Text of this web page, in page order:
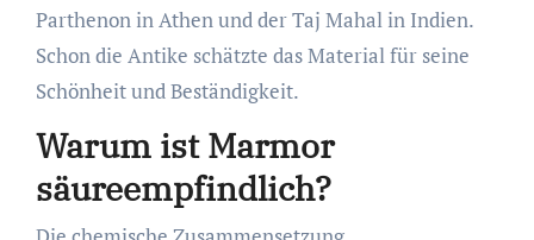
Parthenon in Athen und der Taj Mahal in Indien.
Schon die Antike schätzte das Material für seine
Schönheit und Beständigkeit.
Warum ist Marmor
säureempfindlich?